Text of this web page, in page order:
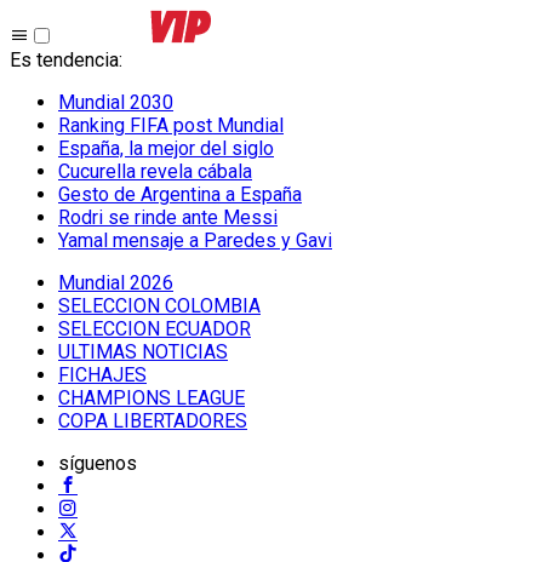
Es tendencia:
Mundial 2030
Ranking FIFA post Mundial
España, la mejor del siglo
Cucurella revela cábala
Gesto de Argentina a España
Rodri se rinde ante Messi
Yamal mensaje a Paredes y Gavi
Mundial 2026
SELECCION COLOMBIA
SELECCION ECUADOR
ULTIMAS NOTICIAS
FICHAJES
CHAMPIONS LEAGUE
COPA LIBERTADORES
síguenos